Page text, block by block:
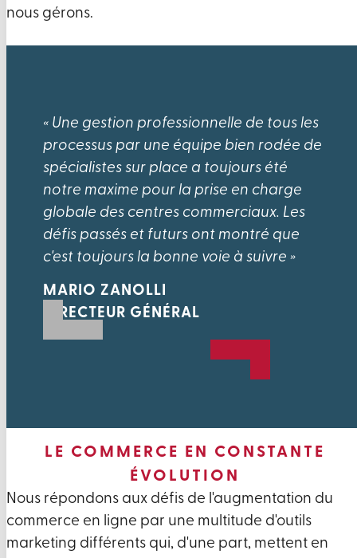
nous gérons.
« Une gestion professionnelle de tous les
processus par une équipe bien rodée de
spécialistes sur place a toujours été
notre maxime pour la prise en charge
globale des centres commerciaux. Les
défis passés et futurs ont montré que
c'est toujours la bonne voie à suivre »
MARIO ZANOLLI
DIRECTEUR GÉNÉRAL
LE COMMERCE EN CONSTANTE
ÉVOLUTION
Nous répondons aux défis de l'augmentation du
commerce en ligne par une multitude d'outils
marketing différents qui, d'une part, mettent en